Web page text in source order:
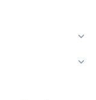

